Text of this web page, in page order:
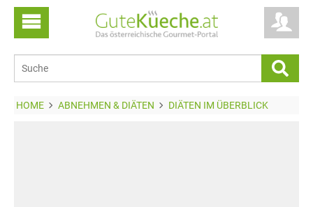
HOME ABNEHMEN & DIÄTEN DIÄTEN IM ÜBERBLICK